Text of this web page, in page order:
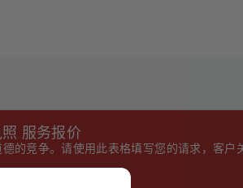
服务报价
的竞争。请使用此表格填写您的请求，客户